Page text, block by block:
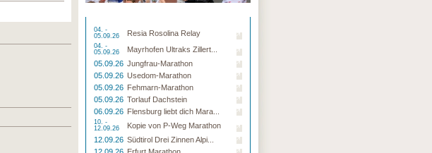
04. -
05.09.26
Resia Rosolina Relay
04. -
05.09.26
Mayrhofen Ultraks Zillert...
05.09.26 Jungfrau-Marathon
05.09.26 Usedom-Marathon
05.09.26 Fehmarn-Marathon
05.09.26 Torlauf Dachstein
06.09.26 Flensburg liebt dich Mara...
10. -
12.09.26
Kopie von P-Weg Marathon
12.09.26 Südtirol Drei Zinnen Alpi...